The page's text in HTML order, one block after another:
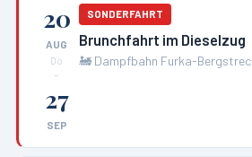
20
AUG
Do
–
27
SEP
SONDERFAHRT
Brunchfahrt im Dieselzug
🚂 Dampfbahn Furka-